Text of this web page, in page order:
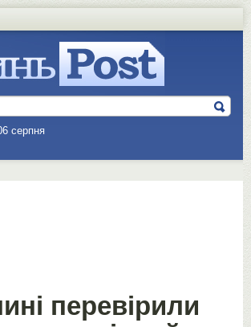
серпня
перевірили